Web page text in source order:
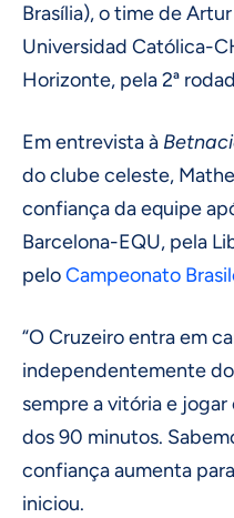
Brasília), o time de
Universidad Católica-
Horizonte, pela 2ª
Em entrevista à
do clube celeste,
confiança da equipe
Barcelona-EQU, pela
peloCampeonato
“O Cruzeiro entra em
independentemente
sempre a vitória e
dos 90 minutos.
confiança aumenta
iniciou.